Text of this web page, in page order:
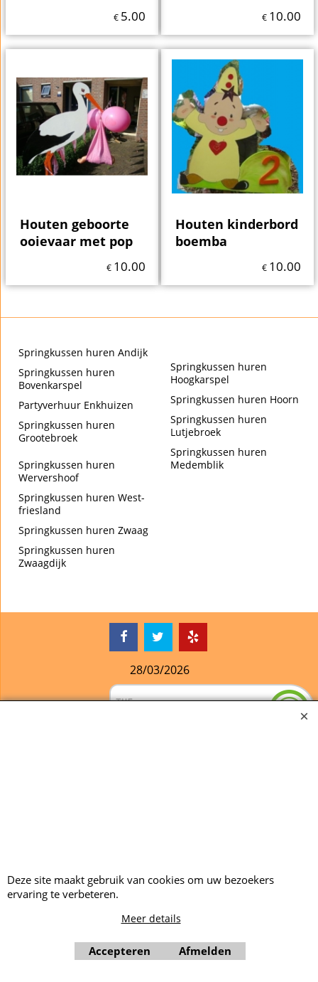
€ 5.00 € 10.00
Houten geboorte
ooievaar met pop
€ 10.00
Houten kinderbord
boemba
€ 10.00
Springkussen huren Andijk
Springkussen huren
Bovenkarspel
Partyverhuur Enkhuizen
Springkussen huren
Grootebroek
Springkussen huren
Hoogkarspel
Springkussen huren Hoorn
Springkussen huren
Lutjebroek
Springkussen huren
Medemblik
Springkussen huren
Wervershoof
Springkussen huren West-
friesland
Springkussen huren Zwaag
Springkussen huren
Zwaagdijk
28/03/2026
Deze site maakt gebruik van cookies om uw bezoekers
ervaring te verbeteren.
Meer details
Accepteren Afmelden